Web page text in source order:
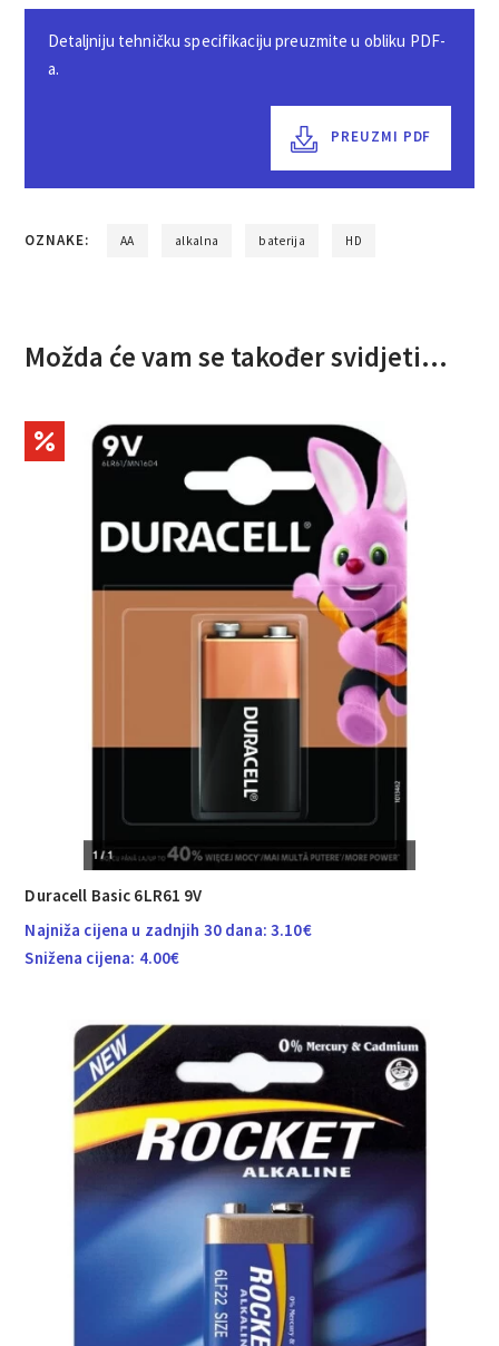
Detaljniju tehničku specifikaciju preuzmite u obliku PDF-
a.
PREUZMI PDF
OZNAKE: AA alkalna baterija HD
Možda će vam se također svidjeti…
Duracell Basic 6LR61 9V
Najniža cijena u zadnjih 30 dana: 3.10€
Snižena cijena: 4.00€